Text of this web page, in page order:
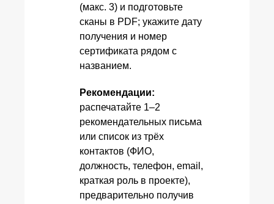
(макс. 3) и подготовьте
сканы в PDF; укажите дату
получения и номер
сертификата рядом с
названием.
Рекомендации:
распечатайте 1–2
рекомендательных письма
или список из трёх
контактов (ФИО,
должность, телефон, email,
краткая роль в проекте),
предварительно получив